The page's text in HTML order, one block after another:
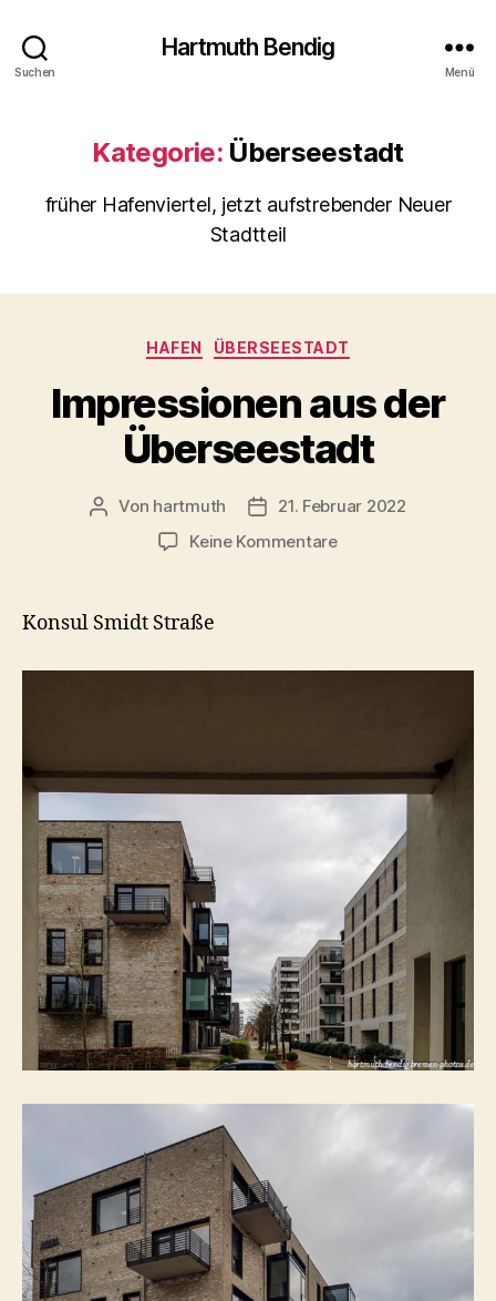
Suchen
Hartmuth Bendig
Menü
Kategorie: Überseestadt
früher Hafenviertel, jetzt aufstrebender Neuer
Stadtteil
Kategorien
HAFEN ÜBERSEESTADT
Impressionen aus der
Überseestadt
Beitragsautor
Von hartmuth Veröffentlichungsdatum
21. Februar 2022
Keine Kommentarezu
Konsul Smidt Straße